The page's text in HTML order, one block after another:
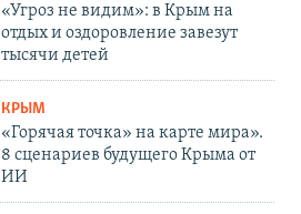
«Угроз не видим»: в Крым на
отдых и оздоровление завезут
тысячи детей
КРЫМ
«Горячая точка» на карте мира».
8 сценариев будущего Крыма от
ИИ